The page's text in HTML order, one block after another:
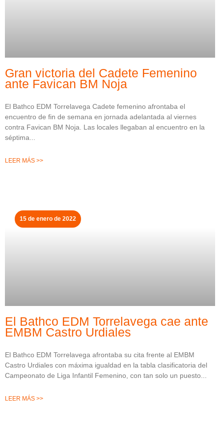
Gran victoria del Cadete Femenino
ante Favican BM Noja
El Bathco EDM Torrelavega Cadete femenino afrontaba el
encuentro de fin de semana en jornada adelantada al viernes
contra Favican BM Noja. Las locales llegaban al encuentro en la
séptima
LEER MÁS >>
El Bathco EDM Torrelavega cae ante
EMBM Castro Urdiales
El Bathco EDM Torrelavega afrontaba su cita frente al EMBM
Castro Urdiales con máxima igualdad en la tabla clasificatoria del
Campeonato de Liga Infantil Femenino, con tan solo un puesto
LEER MÁS >>
15 de enero de 2022